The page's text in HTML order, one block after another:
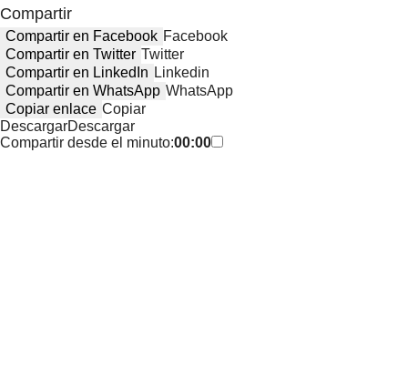
Compartir
Compartir en Facebook Facebook
Compartir en Twitter Twitter
Compartir en LinkedIn Linkedin
Compartir en WhatsApp WhatsApp
Copiar enlace Copiar
DescargarDescargar
Compartir desde el minuto:00:00